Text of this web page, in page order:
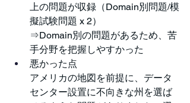
上の問題が収録（Domain別問題/模
擬試験問題 x 2）
⇒Domain別の問題があるため、苦
手分野を把握しやすかった
悪かった点
アメリカの地図を前提に、データ
センター設置に不向きな州を選ば